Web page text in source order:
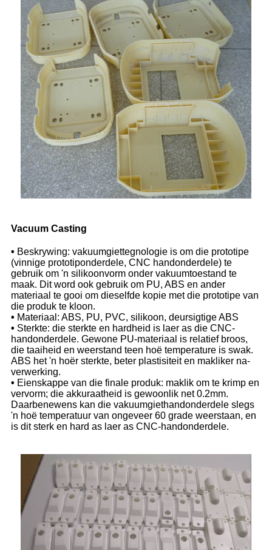
Vacuum Casting
• Beskrywing: vakuumgiettegnologie is om die prototipe
(vinnige prototiponderdele, CNC handonderdele) te
gebruik om 'n silikoonvorm onder vakuumtoestand te
maak. Dit word ook gebruik om PU, ABS en ander
materiaal te gooi om dieselfde kopie met die prototipe van
die produk te kloon.
• Materiaal: ABS, PU, ​​PVC, silikoon, deursigtige ABS
• Sterkte: die sterkte en hardheid is laer as die CNC-
handonderdele. Gewone PU-materiaal is relatief broos,
die taaiheid en weerstand teen hoë temperature is swak.
ABS het 'n hoër sterkte, beter plastisiteit en makliker na-
verwerking.
• Eienskappe van die finale produk: maklik om te krimp en
vervorm; die akkuraatheid is gewoonlik net 0.2mm.
Daarbenewens kan die vakuumgiethandonderdele slegs
'n hoë temperatuur van ongeveer 60 grade weerstaan, en
is dit sterk en hard as laer as CNC-handonderdele.